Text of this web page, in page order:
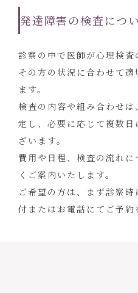
発達障害の検査につ
診察の中で医師が心理検査
その方の状況に合わせて
ます。
検査の内容や組み合わせ
定し、必要に応じて複数
ざいます。
費用や日程、検査の流れ
くご案内いたします。
ご希望の方は、まず診察
付またはお電話にてご予約